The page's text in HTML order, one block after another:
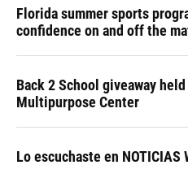
Florida summer sports
confidence on and off the
Back 2 School giveaway
Multipurpose Center
Lo escuchaste en NOTICIAS